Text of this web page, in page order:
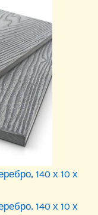
140 х 10 х
140 х 10 х